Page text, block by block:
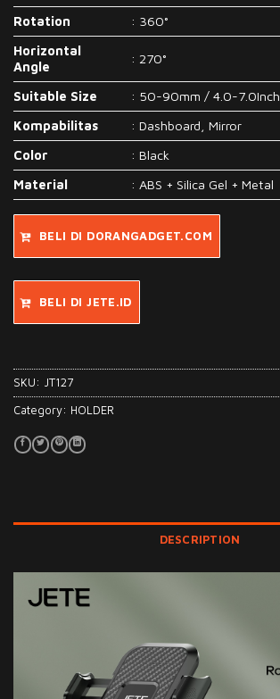
Rotation
: 360°
Horizontal
Angle
: 270°
Suitable Size
: 50-90mm / 4.0-7.0Inch
Kompabilitas
: Dashboard, Mirror
Color
: Black
Material
: ABS + Silica Gel + Metal
BELI DI DORANGADGET.COM
BELI DI JETE.ID
SKU: JT127
Category: HOLDER
DESCRIPTION